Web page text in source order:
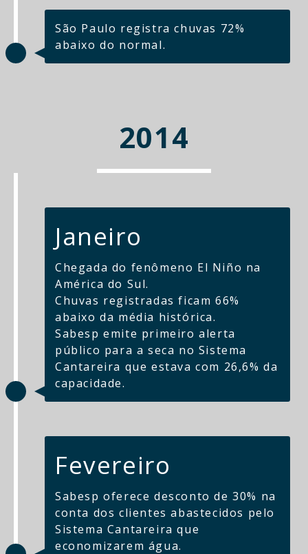
São Paulo registra chuvas 72%
abaixo do normal.
2014
Janeiro
Chegada do fenômeno El Niño na
América do Sul.
Chuvas registradas ficam 66%
abaixo da média histórica.
Sabesp emite primeiro alerta
público para a seca no Sistema
Cantareira que estava com 26,6% da
capacidade.
Fevereiro
Sabesp oferece desconto de 30% na
conta dos clientes abastecidos pelo
Sistema Cantareira que
economizarem água.